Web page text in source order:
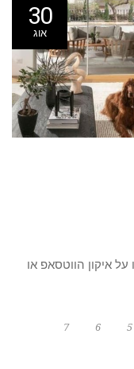
30
אוג
איקון הווטסאפ או
5
6
7